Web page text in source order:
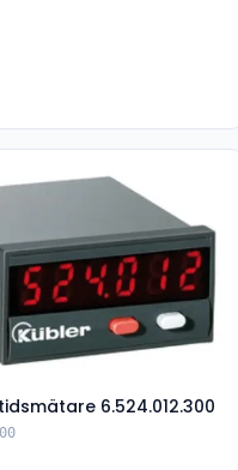
6.524.012.300